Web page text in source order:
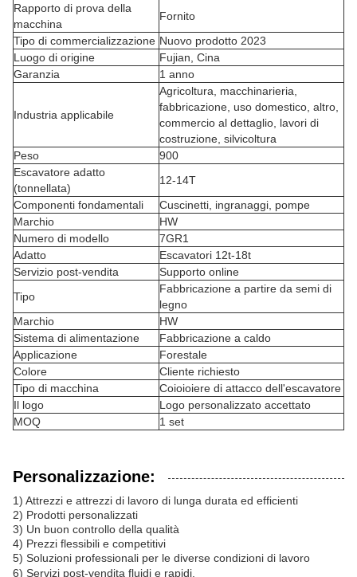
Rapporto di prova della
macchina
Fornito
Tipo di commercializzazione Nuovo prodotto 2023
Luogo di origine
Fujian, Cina
Garanzia
1 anno
Industria applicabile
Agricoltura, macchinarieria,
fabbricazione, uso domestico, altro,
commercio al dettaglio, lavori di
costruzione, silvicoltura
Peso
900
Escavatore adatto
(tonnellata)
12-14T
Componenti fondamentali
Cuscinetti, ingranaggi, pompe
Marchio
HW
Numero di modello
7GR1
Adatto
Escavatori 12t-18t
Servizio post-vendita
Supporto online
Tipo
Fabbricazione a partire da semi di
legno
Marchio
HW
Sistema di alimentazione
Fabbricazione a caldo
Applicazione
Forestale
Colore
Cliente richiesto
Tipo di macchina
Coioioiere di attacco dell'escavatore
Il logo
Logo personalizzato accettato
MOQ
1 set
Personalizzazione:
1) Attrezzi e attrezzi di lavoro di lunga durata ed efficienti
2) Prodotti personalizzati
3) Un buon controllo della qualità
4) Prezzi flessibili e competitivi
5) Soluzioni professionali per le diverse condizioni di lavoro
6) Servizi post-vendita fluidi e rapidi.